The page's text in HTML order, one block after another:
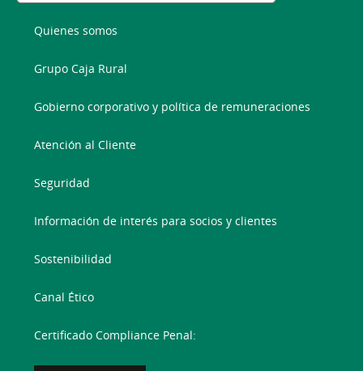
Quienes somos
Grupo Caja Rural
Gobierno corporativo y política de remuneraciones
Atención al Cliente
Seguridad
Información de interés para socios y clientes
Sostenibilidad
Canal Ético
Certificado Compliance Penal: